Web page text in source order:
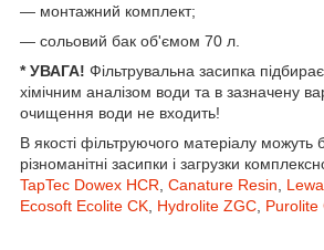
— монтажний комплект;
— сольовий бак об'ємом 70 л.
* УВАГА! Фільтрувальна засипка
хімічним аналізом води та в зазначену
очищення води не входить!
В якості фільтруючого матеріалу можуть
різноманітні засипки і загрузки
TapTec Dowex HCR Canature Resin
Ecosoft Ecolite CK Hydrolite ZGC Purolite